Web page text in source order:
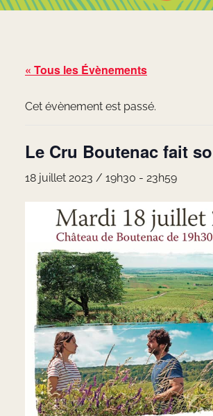
« Tous les Évènements
Cet évènement est passé.
Le Cru Boutenac fait
18 juillet 2023 / 19h30 - 23h59